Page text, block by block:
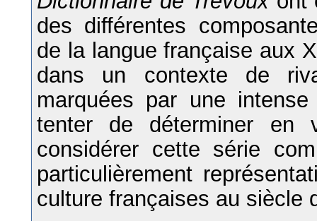
des différentes
de la langue française aux
dans un contexte de
marquées par une
tenter de déterminer en
considérer cette série
particulièrement
culture françaises au siècle